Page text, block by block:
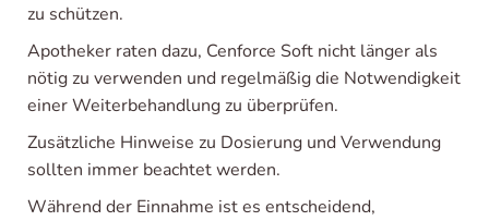
zu schützen.
Apotheker raten dazu, Cenforce Soft nicht länger als
nötig zu verwenden und regelmäßig die Notwendigkeit
einer Weiterbehandlung zu überprüfen.
Zusätzliche Hinweise zu Dosierung und Verwendung
sollten immer beachtet werden.
Während der Einnahme ist es entscheidend,